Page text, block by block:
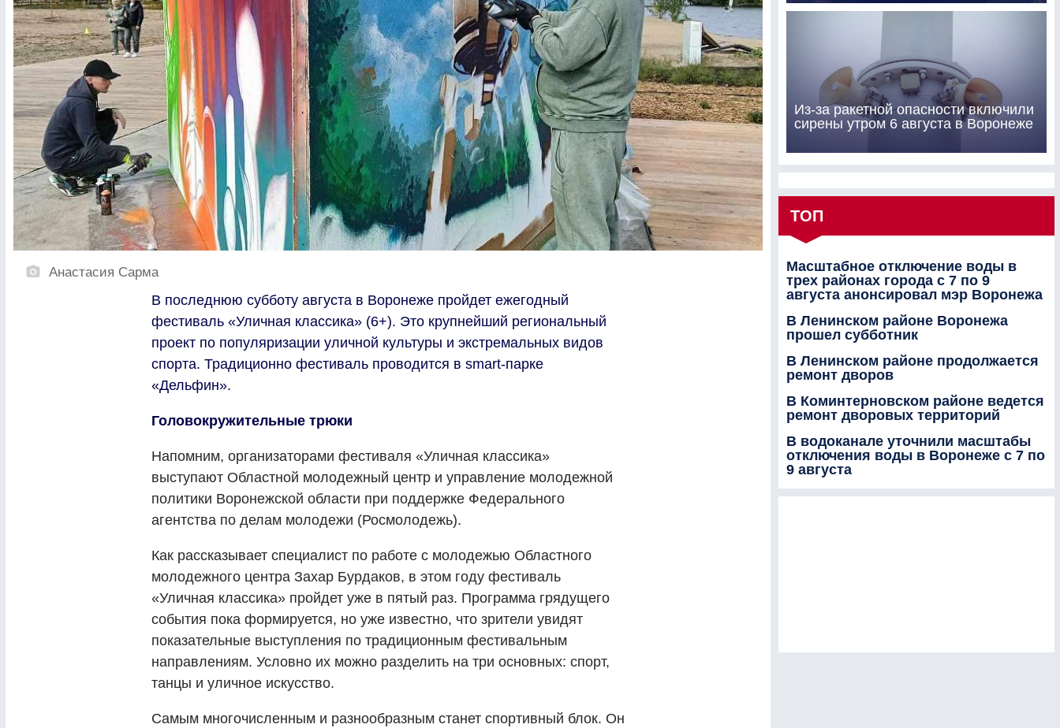
Анастасия Сарма
В последнюю субботу августа в Воронеже пройдет ежегодный
фестиваль «Уличная классика» (6+). Это крупнейший региональный
проект по популяризации уличной культуры и экстремальных видов
спорта. Традиционно фестиваль проводится в smart-парке
«Дельфин».
Головокружительные трюки
Напомним, организаторами фестиваля «Уличная классика»
выступают Областной молодежный центр и управление молодежной
политики Воронежской области при поддержке Федерального
агентства по делам молодежи (Росмолодежь).
Как рассказывает специалист по работе с молодежью Областного
молодежного центра Захар Бурдаков, в этом году фестиваль
«Уличная классика» пройдет уже в пятый раз. Программа грядущего
события пока формируется, но уже известно, что зрители увидят
показательные выступления по традиционным фестивальным
направлениям. Условно их можно разделить на три основных: спорт,
танцы и уличное искусство.
Самым многочисленным и разнообразным станет спортивный блок. Он
Из-за ракетной опасности включили
сирены утром 6 августа в Воронеже
ТОП
Масштабное отключение воды в
трех районах города с 7 по 9
августа анонсировал мэр Воронежа
В Ленинском районе Воронежа
прошел субботник
В Ленинском районе продолжается
ремонт дворов
В Коминтерновском районе ведется
ремонт дворовых территорий
В водоканале уточнили масштабы
отключения воды в Воронеже с 7 по
9 августа